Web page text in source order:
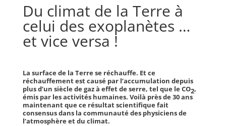
Du climat de la Terre à
celui des exoplanètes …
et vice versa !
La surface de la Terre se réchauffe. Et ce
réchauffement est causé par l’accumulation depuis
plus d’un siècle de gaz à effet de serre, tel que le CO2,
émis par les activités humaines. Voilà près de 30 ans
maintenant que ce résultat scientifique fait
consensus dans la communauté des physiciens de
l’atmosphère et du climat.